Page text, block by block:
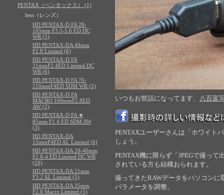
いつもお世話になってます、 八百富
PENTAXユーザーさんは「ホワイト
しょう。
PENTAX機に限らず「JPEGで撮っ
されている方も結構おられます。
撮ってきたRAWデータをパソコンに
パラメータを調整。
PENTAX（ペンタックス） (1)
lens（レンズ）
HD PENTAX-D FA 28-
105mm F3.5-5.6 ED DC
WR (5)
HD PENTAX-DA 40mm
F2.8 Limited (6)
HD PENTAX-D FA
21mmF2.4ED Limited DC
WR (6)
HD PENTAX-D FA 70-
210mmF4ED SDM WR (2)
HD PENTAX-D FA
MACRO 100mmF2.8ED
AW (2)
HD PENTAX-D FA ★
85mm F1.4 ED SDM AW
(3)
HD PENTAX-DA
15mmF4ED AL Limited (6)
HD PENTAX-DA 20-40mm
F2.8-4 ED Limited DC WR
(10)
HD PENTAX-DA 21mm
F3.2 AL Limited (5)
HD PENTAX-DA 35mm
F2.8 Macro Limited (5)